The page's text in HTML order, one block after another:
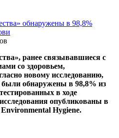
ранее связывавшиеся с
со здоровьем,
новому исследованию,
обнаружены в 98,8% из
в ходе
опубликованы в
Hygiene.